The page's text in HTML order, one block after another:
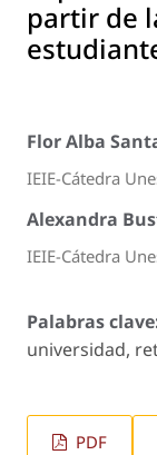
partir de
Flor Alba
IEIE-Cátedra
Alexandra
IEIE-Cátedra
Palabras
universidad,
PDF